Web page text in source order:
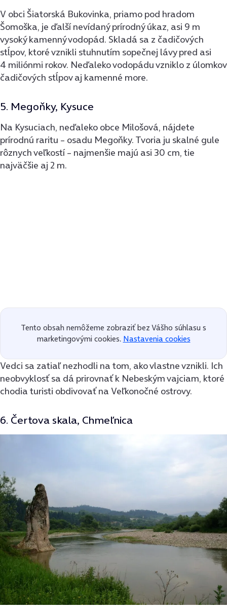
V obci Šiatorská Bukovinka, priamo pod hradom
Šomoška, je ďalší nevídaný prírodný úkaz, asi 9 m
vysoký kamenný vodopád. Skladá sa z čadičových
stĺpov, ktoré vznikli stuhnutím sopečnej lávy pred asi
4 miliónmi rokov. Neďaleko vodopádu vzniklo z úlomkov
čadičových stĺpov aj kamenné more.
5. Megoňky, Kysuce
Na Kysuciach, neďaleko obce Milošová, nájdete
prírodnú raritu – osadu Megoňky. Tvoria ju skalné gule
rôznych veľkostí – najmenšie majú asi 30 cm, tie
najväčšie aj 2 m.
Tento obsah nemôžeme zobraziť bez Vášho súhlasu s
marketingovými cookies. Nastavenia cookies
Vedci sa zatiaľ nezhodli na tom, ako vlastne vznikli. Ich
neobvyklosť sa dá prirovnať k Nebeským vajciam, ktoré
chodia turisti obdivovať na Veľkonočné ostrovy.
6. Čertova skala, Chmeľnica